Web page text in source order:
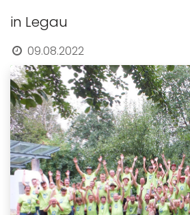
in Legau
09.08.2022